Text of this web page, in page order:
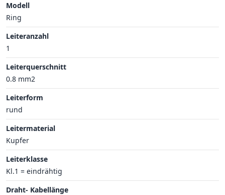
Modell
Ring
Leiteranzahl
1
Leiterquerschnitt
0.8 mm2
Leiterform
rund
Leitermaterial
Kupfer
Leiterklasse
Kl.1 = eindrähtig
Draht- Kabellänge